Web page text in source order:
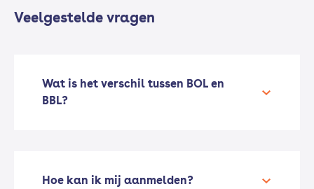
Veelgestelde vragen
Wat is het verschil tussen BOL en
BBL?
Hoe kan ik mij aanmelden?